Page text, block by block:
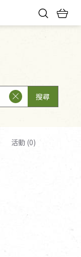
搜尋
活動 (0)